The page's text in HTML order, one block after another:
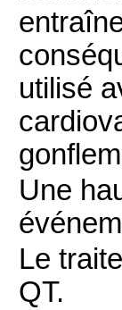
utilisé
Une
Le
QT.